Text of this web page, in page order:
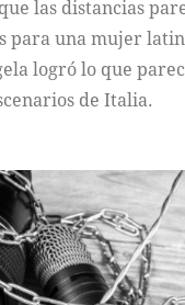
las distancias
para una mujer
logró lo que
de Italia.